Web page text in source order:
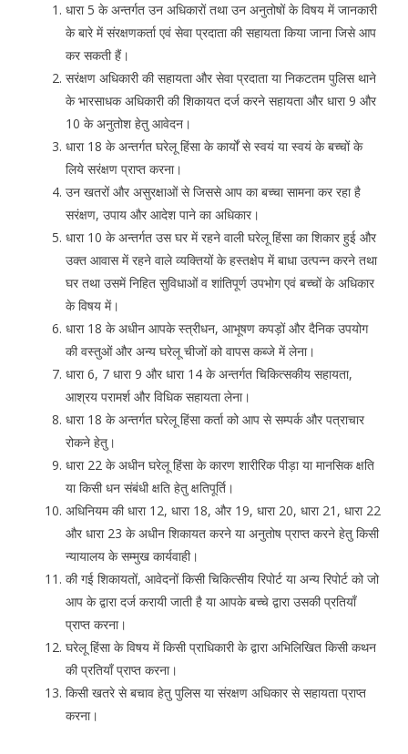
धारा 5 के अन्तर्गत उन अधिकारों तथा उन अनुतोषों के विषय में जानकारी
के बारे में संरक्षणकर्ता एवं सेवा प्रदाता की सहायता किया जाना जिसे आप
कर सकती हैं।
सरंक्षण अधिकारी की सहायता और सेवा प्रदाता या निकटतम पुलिस थाने
के भारसाधक अधिकारी की शिकायत दर्ज करने सहायता और धारा 9 और
10 के अनुतोश हेतु आवेदन।
धारा 18 के अन्तर्गत घरेलू हिंसा के कार्यों से स्वयं या स्वयं के बच्चों के
लिये सरंक्षण प्राप्त करना।
उन खतरों और असुरक्षाओं से जिससे आप का बच्चा सामना कर रहा है
सरंक्षण, उपाय और आदेश पाने का अधिकार।
धारा 10 के अन्तर्गत उस घर में रहने वाली घरेलू हिंसा का शिकार हुई और
उक्त आवास में रहने वाले व्यक्तियों के हस्तक्षेप में बाधा उत्पन्न करने तथा
घर तथा उसमें निहित सुविधाओं व शांतिपूर्ण उपभोग एवं बच्चों के अधिकार
के विषय में।
धारा 18 के अधीन आपके स्त्रीधन, आभूषण कपड़ों और दैनिक उपयोग
की वस्तुओं और अन्य घरेलू चीजों को वापस कब्जे में लेना।
धारा 6, 7 धारा 9 और धारा 14 के अन्तर्गत चिकित्सकीय सहायता,
आश्रय परामर्श और विधिक सहायता लेना।
धारा 18 के अन्तर्गत घरेलू हिंसा कर्ता को आप से सम्पर्क और पत्राचार
रोकने हेतु।
धारा 22 के अधीन घरेलू हिंसा के कारण शारीरिक पीड़ा या मानसिक क्षति
या किसी धन संबंधी क्षति हेतु क्षतिपूर्ति।
अधिनियम की धारा 12, धारा 18, और 19, धारा 20, धारा 21, धारा 22
और धारा 23 के अधीन शिकायत करने या अनुतोष प्राप्त करने हेतु किसी
न्यायालय के सम्मुख कार्यवाही।
की गई शिकायतों, आवेदनों किसी चिकित्सीय रिपोर्ट या अन्य रिपोर्ट को जो
आप के द्वारा दर्ज करायी जाती है या आपके बच्चे द्वारा उसकी प्रतियाँ
प्राप्त करना।
घरेलू हिंसा के विषय में किसी प्राधिकारी के द्वारा अभिलिखित किसी कथन
की प्रतियाँ प्राप्त करना।
किसी खतरे से बचाव हेतु पुलिस या संरक्षण अधिकार से सहायता प्राप्त
करना।